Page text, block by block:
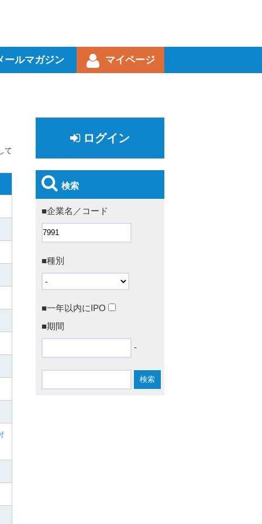
ールマガジン マイページ
て
ログイン
検索
■企業名／コード
■種別
■一年以内にIPO
■期間
-